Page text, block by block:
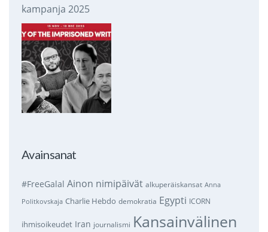
kampanja 2025
Avainsanat
#FreeGalal Ainon nimipäivät alkuperäiskansat Anna
Politkovskaja Charlie Hebdo demokratia Egypti ICORN
ihmisoikeudet Iran journalismi Kansainvälinen